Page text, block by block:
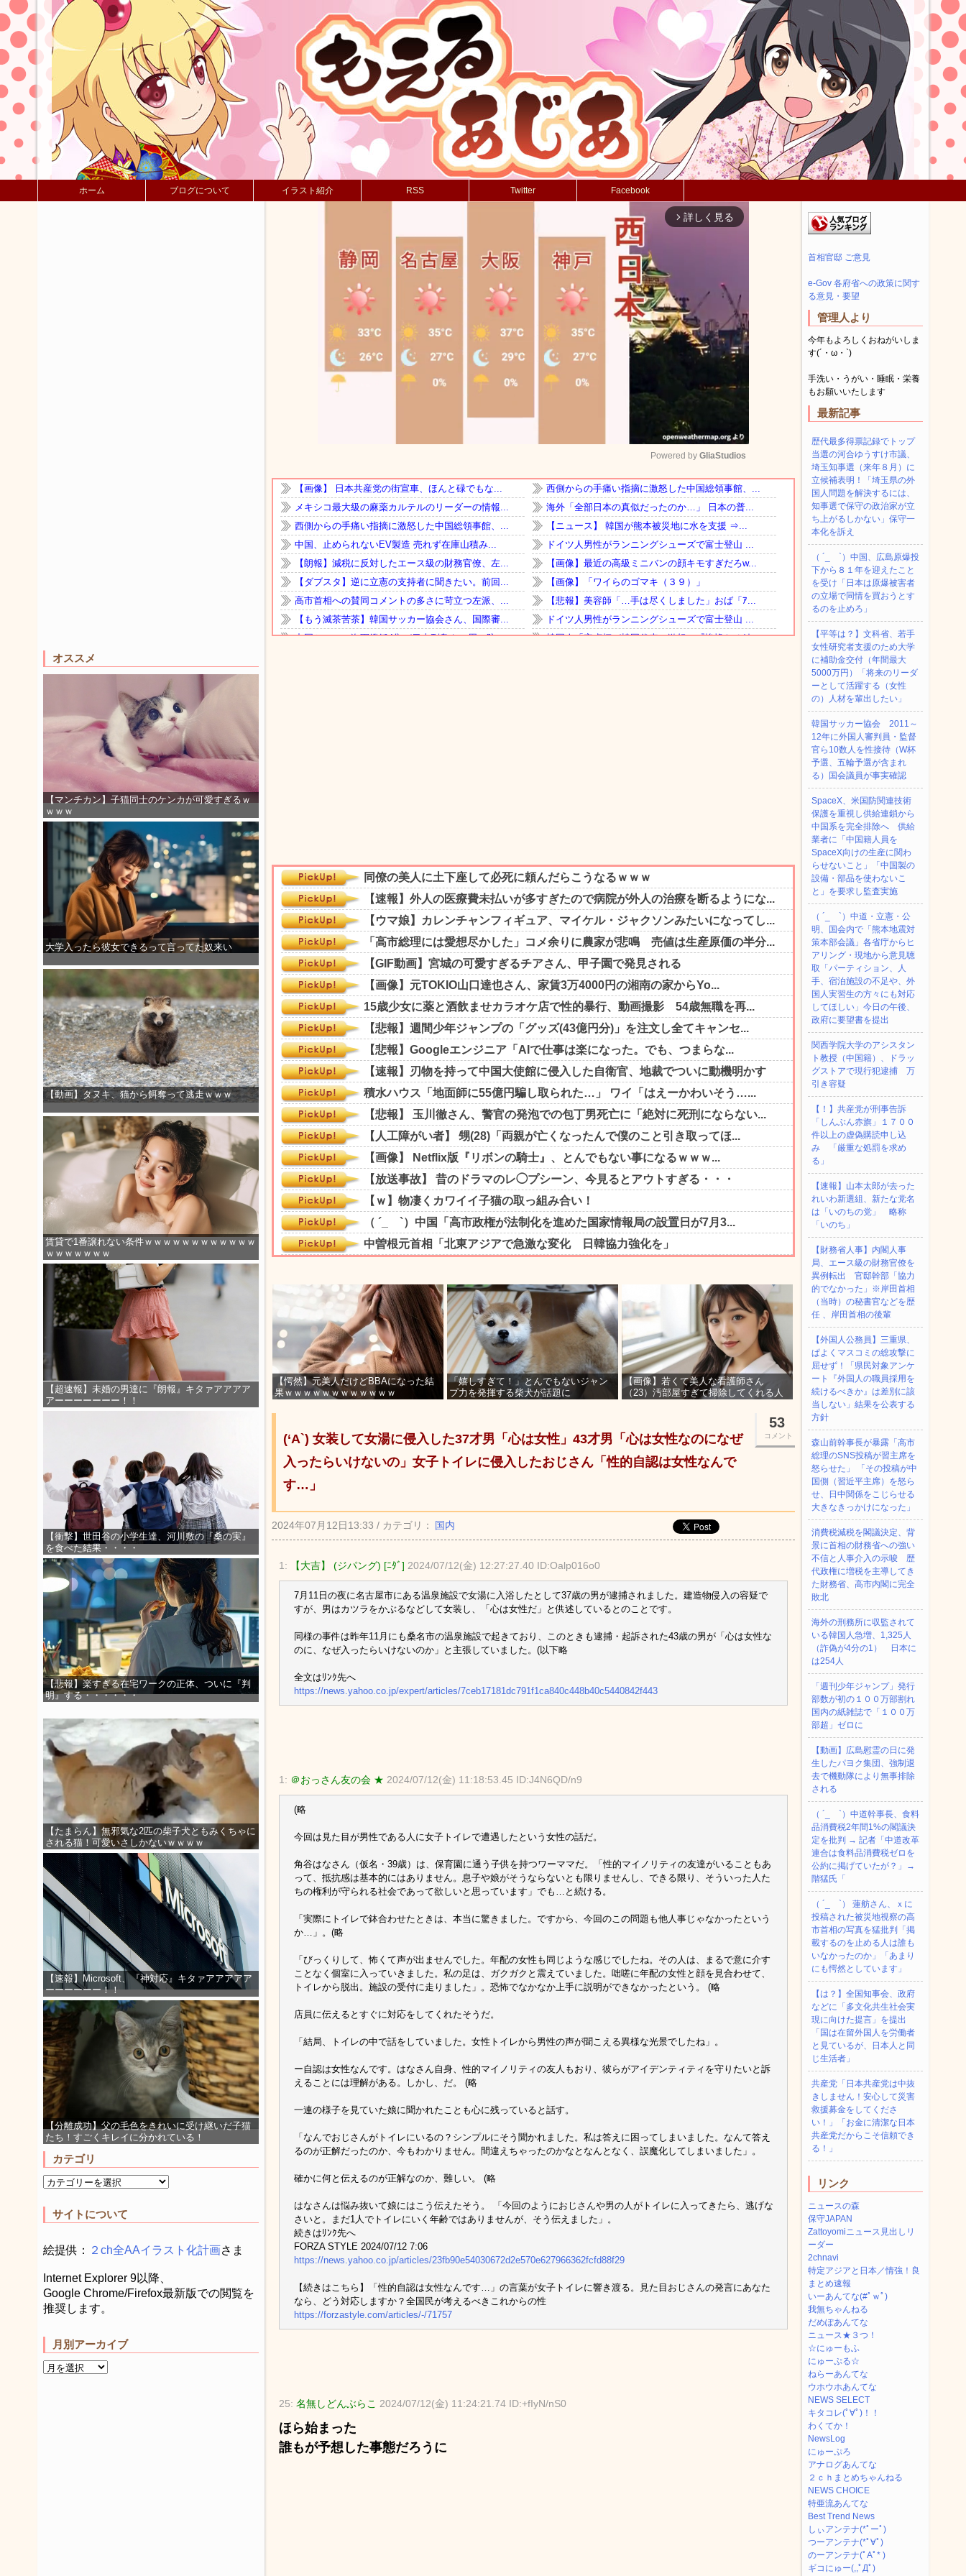
ホーム ブログについて イラスト紹介 RSS Twitter Facebook
オススメ
【マンチカン】子猫同士のケンカが可愛すぎるｗ
ｗｗｗ
大学入ったら彼女できるって言ってた奴来い
【動画】タヌキ、猫から餌奪って逃走ｗｗｗ
賃貸で1番譲れない条件ｗｗｗｗｗｗｗｗｗｗｗｗ
ｗｗｗｗｗｗｗ
【超速報】未婚の男達に『朗報』キタァアアアア
アーーーーーーー！！
【衝撃】世田谷の小学生達、河川敷の『桑の実』
を食べた結果・・・・
【悲報】楽すぎる在宅ワークの正体、ついに『判
明』する・・・・・・
【たまらん】無邪気な2匹の柴子犬ともみくちゃに
される猫！可愛いさしかないｗｗｗｗ
【速報】Microsoft、『神対応』キタァアアアアア
ーーーーーー！！
【分離成功】父の毛色をきれいに受け継いだ子猫
たち！すごくキレイに分かれている！
カテゴリ
サイトについて
絵提供： ２ch全AAイラスト化計画さま
Internet Explorer 9以降、
Google Chrome/Firefox最新版での閲覧を
推奨します。
月別アーカイブ
arrow_forward_ios 詳しく見る
Mute
Powered by GliaStudios
【愕然】元美人だけどBBAになった結
果ｗｗｗｗｗｗｗｗｗｗｗｗ
「嬉しすぎて！」とんでもないジャン
プ力を発揮する柴犬が話題に
【画像】若くて美人な看護師さん
（23）汚部屋すぎて掃除してくれる人
53
コメント
(‘A`) 女装して女湯に侵入した37才男「心は女性」43才男「心は女性なのになぜ
入ったらいけないの」女子トイレに侵入したおじさん「性的自認は女性なんで
す…」
2024年07月12日13:33 / カテゴリ： 国内
1: 【大吉】 (ジパング) [ﾆﾀﾞ] 2024/07/12(金) 12:27:27.40 ID:Oalp016o0
7月11日の夜に名古屋市にある温泉施設で女湯に入浴したとして37歳の男が逮捕されました。建造物侵入の容疑で
すが、男はカツラをかぶるなどして女装し、「心は女性だ」と供述しているとのことです。
同様の事件は昨年11月にも桑名市の温泉施設で起きており、このときも逮捕・起訴された43歳の男が「心は女性な
のに、なぜ入ったらいけないのか」と主張していました。(以下略
全文はﾘﾝｸ先へ
https://news.yahoo.co.jp/expert/articles/7ceb17181dc791f1ca840c448b40c5440842f443
1: ＠おっさん友の会 ★ 2024/07/12(金) 11:18:53.45 ID:J4N6QD/n9
(略
今回は見た目が男性である人に女子トイレで遭遇したという女性の話だ。
角谷はなさん（仮名・39歳）は、保育園に通う子供を持つワーママだ。「性的マイノリティの友達がいることもあ
って、抵抗感は基本的にはありません。息子や娘がそうならないとも限りませんし、できる限り、そういった人た
ちの権利が守られる社会であって欲しいと思っています」でも…と続ける。
「実際にトイレで鉢合わせたときは、本当に驚きました。ですから、今回のこの問題も他人事じゃなかったという
か…」。(略
「びっくりして、怖くて声が出ませんでした。年配の女性も同じような感じでしたね。その人は、まるで意に介す
ことなく個室に入っていきました。私の足は、ガクガクと震えていました。咄嗟に年配の女性と顔を見合わせて、
トイレから脱出。施設の受付に走りました」。恐怖でなかなか上手に説明ができなかったという。 (略
店員に伝えるとすぐに対応をしてくれたそうだ。
「結局、トイレの中で話をしていました。女性トイレから男性の声が聞こえる異様な光景でしたね」。
ー自認は女性なんです。はなさん自身、性的マイノリティの友人もおり、彼らがアイデンティティを守りたいと訴
えることには理解がある。しかし、だ。 (略
一連の様子を見ていた娘に聞かれたことも心に残っていると話す。
「なんでおじさんがトイレにいるの？シンプルにそう聞かれました。私は答えに困ってしまいました。なんて答え
るのが正解だったのか、今もわかりません。間違えちゃったのかなとなんとなく、誤魔化してしまいました」。
確かに何と伝えるのが正解なのか、難しい。 (略
はなさんは悩み抜いて娘にはこう伝えたそう。 「今回のようにおじさんや男の人がトイレに入ってきたら、逃げな
さいと。まだ1人でトイレにいく年齢ではありませんが、そう伝えました」。
続きはﾘﾝｸ先へ
FORZA STYLE 2024/07/12 7:06
https://news.yahoo.co.jp/articles/23fb90e54030672d2e570e627966362fcfd88f29
【続きはこちら】「性的自認は女性なんです…」の言葉が女子トイレに響き渡る。見た目おじさんの発言にあなた
なら、どう対応しますか？全国民が考えるべきこれからの性
https://forzastyle.com/articles/-/71757
25: 名無しどんぶらこ 2024/07/12(金) 11:24:21.74 ID:+fIyN/nS0
ほら始まった
誰もが予想した事態だろうに
首相官邸 ご意見
e-Gov 各府省への政策に関す
る意見・要望
管理人より
今年もよろしくおねがいしま
す(´・ω・`)
手洗い・うがい・睡眠・栄養
もお願いいたします
最新記事
歴代最多得票記録でトップ
当選の河合ゆうすけ市議、
埼玉知事選（来年８月）に
立候補表明！「埼玉県の外
国人問題を解決するには、
知事選で保守の政治家が立
ち上がるしかない」保守一
本化を訴え
（ ´_ゝ`）中国、広島原爆投
下から８１年を迎えたこと
を受け「日本は原爆被害者
の立場で同情を買おうとす
るのを止めろ」
【平等は？】文科省、若手
女性研究者支援のため大学
に補助金交付（年間最大
5000万円）「将来のリーダ
ーとして活躍する（女性
の）人材を輩出したい」
韓国サッカー協会 2011～
12年に外国人審判員・監督
官ら10数人を性接待（W杯
予選、五輪予選が含まれ
る）国会議員が事実確認
SpaceX、米国防関連技術
保護を重視し供給連鎖から
中国系を完全排除へ 供給
業者に「中国籍人員を
SpaceX向けの生産に関わ
らせないこと」「中国製の
設備・部品を使わないこ
と」を要求し監査実施
（ ´_ゝ`）中道・立憲・公
明、国会内で「熊本地震対
策本部会議」各省庁からヒ
アリング・現地から意見聴
取「パーティション、人
手、宿泊施設の不足や、外
国人実習生の方々にも対応
してほしい」今日の午後、
政府に要望書を提出
関西学院大学のアシスタン
ト教授（中国籍）、ドラッ
グストアで現行犯逮捕 万
引き容疑
【！】共産党が刑事告訴
「しんぶん赤旗」１７００
件以上の虚偽購読申し込
み 「厳重な処罰を求め
る」
【速報】山本太郎が去った
れいわ新選組、新たな党名
は「いのちの党」 略称
「いのち」
【財務省人事】内閣人事
局、エース級の財務官僚を
異例転出 官邸幹部「協力
的でなかった」※岸田首相
（当時）の秘書官などを歴
任 、岸田首相の後輩
【外国人公務員】三重県、
ぱよくマスコミの総攻撃に
屈せず！「県民対象アンケ
ート『外国人の職員採用を
続けるべきか』は差別に該
当しない」結果を公表する
方針
森山前幹事長が暴露「高市
総理のSNS投稿が習主席を
怒らせた」 「その投稿が中
国側（習近平主席）を怒ら
せ、日中関係をこじらせる
大きなきっかけになった」
消費税減税を閣議決定、背
景に首相の財務省への強い
不信と人事介入の示唆 歴
代政権に増税を主導してき
た財務省、高市内閣に完全
敗北
海外の刑務所に収監されて
いる韓国人急増、1,325人
（詐偽が4分の1） 日本に
は254人
「週刊少年ジャンプ」発行
部数が初の１００万部割れ
国内の紙雑誌で「１００万
部超」ゼロに
【動画】広島慰霊の日に発
生したパヨク集団、強制退
去で機動隊により無事排除
される
（ ´_ゝ`）中道幹事長、食料
品消費税2年間1%の閣議決
定を批判 → 記者「中道改革
連合は食料品消費税ゼロを
公約に掲げていたが？」→
階猛氏「
（ ´_ゝ`） 蓮舫さん、ｘに
投稿された被災地視察の高
市首相の写真を猛批判「掲
載するのを止める人は誰も
いなかったのか」「あまり
にも愕然としています」
【は？】全国知事会、政府
などに「多文化共生社会実
現に向けた提言」を提出
「国は在留外国人を労働者
と見ているが、日本人と同
じ生活者」
共産党「日本共産党は中抜
きしません！安心して災害
救援募金をしてくださ
い！」「お金に清潔な日本
共産党だからこそ信頼でき
る！」
リンク
ニュースの森
保守JAPAN
Zattoyomiニュース見出しリ
ーダー
2chnavi
特定アジアと日本／情強！良
まとめ速報
いーあんてな(#ﾟｗﾟ)
我無ちゃんねる
だめぽあんてな
ニュース★３つ！
☆にゅーもふ
にゅーぷる☆
ねらーあんてな
ウホウホあんてな
NEWS SELECT
キタコレ(ﾟ∀ﾟ)！！
わくてか！
NewsLog
にゅーぷろ
アナログあんてな
２ｃｈまとめちゃんねる
NEWS CHOICE
特亜流あんてな
Best Trend News
しぃアンテナ(*ﾟーﾟ)
つーアンテナ(*ﾟ∀ﾟ)
のーアンテナ(ﾟAﾟ* )
ギコにゅー(,,ﾟДﾟ)